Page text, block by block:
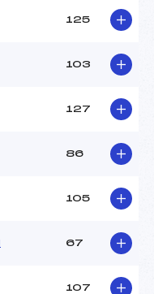
129.2900
U14
125
103
127
86
105
67
107